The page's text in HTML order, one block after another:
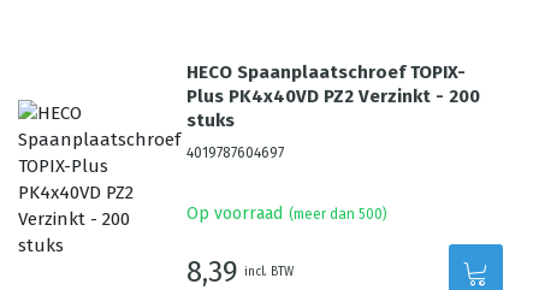
HECO Spaanplaatschroef TOPIX-
Plus PK4x40VD PZ2 Verzinkt - 200
stuks
4019787604697
Op voorraad (meer dan 500)
8,39 incl. BTW